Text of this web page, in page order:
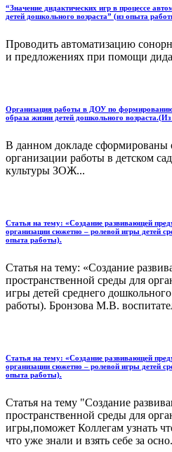
“Значение дидактических игр в процессе
детей дошкольного возраста” (из опыта
Проводить автоматизацию
и предложениях при помощи
Организация работы в ДОУ по формированию
образа жизни детей дошкольного
В данном докладе
организации работы в детском
культуры ЗОЖ...
Статья на тему: «Создание развивающей
организации сюжетно – ролевой игры детей
опыта работы).
Статья на тему: «Создание
пространственной среды для
игры детей среднего
работы). Бронзова М.В.
Статья на тему: «Создание развивающей
организации сюжетно – ролевой игры детей
опыта работы).
Статья на тему "Создание
пространственной среды для
игры,поможет Коллегам узнать
что уже знали и взять себе за